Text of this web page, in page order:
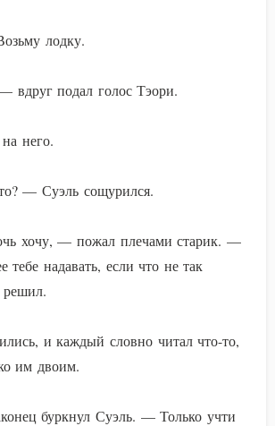
лодку.
подал голос Тэори.
него.
— Суэль сощурился.
хочу, — пожал плечами старик. —
надавать, если что не так
и каждый словно читал что-то,
им двоим.
буркнул Суэль. — Только учти